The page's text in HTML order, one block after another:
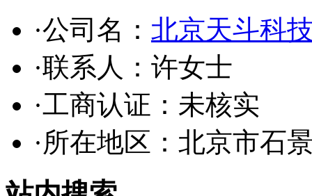
·公司名： 北京天斗科
·联系人：许女士
·工商认证： 未核实
·所在地区：北京市石